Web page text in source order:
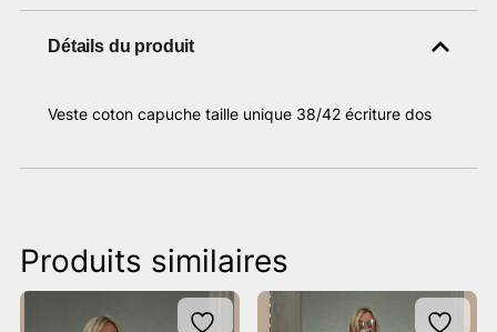
Détails du produit
Veste coton capuche taille unique 38/42 écriture dos
Produits similaires